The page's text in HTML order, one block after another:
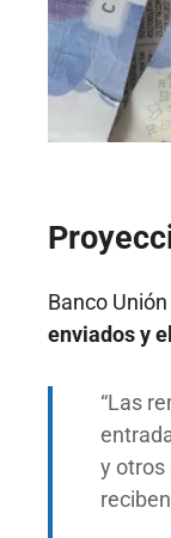
Banco
enviados y
Las
y otros